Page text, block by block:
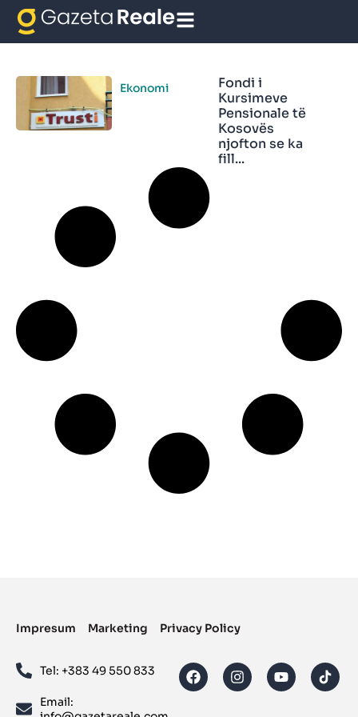
Penzionet
Ekonomi
Fondi i
Kursimeve
Pensionale të
Kosovës
njofton se ka
fill...
Impresum Marketing Privacy Policy
Tel: ‪+383 49 550 833‬
Email: